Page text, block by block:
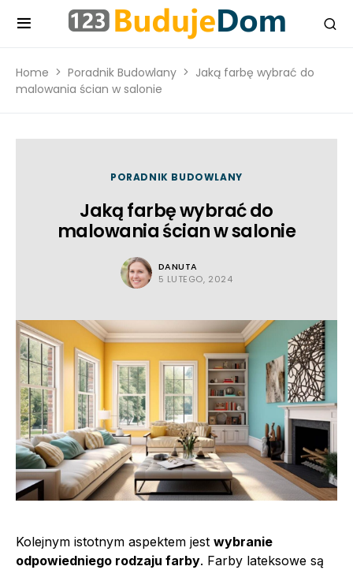
Home Poradnik Budowlany
Jaką farbę wybrać do
malowania ścian w salonie
PORADNIK BUDOWLANY
Jaką farbę wybrać do
malowania ścian w salonie
DANUTA
5 LUTEGO, 2024
Kolejnym istotnym aspektem jest wybranie
odpowiedniego rodzaju farby. Farby lateksowe są